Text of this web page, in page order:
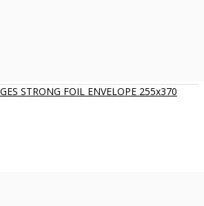
STRONG FOIL ENVELOPE 255x370